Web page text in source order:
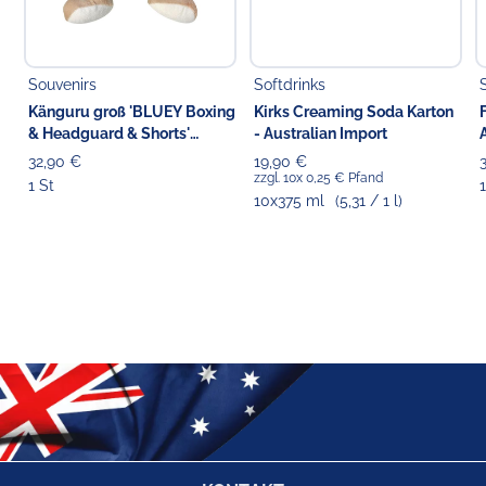
Souvenirs
Känguru groß 'BLUEY Boxing
& Headguard & Shorts'
Stofftier blau, 42 cm
32,90 €
1 St
Softdrinks
Kirks Creaming Soda Karton
- Australian Import
19,90 €
zzgl. 10x 0,25 € Pfand
10x375 ml (5,31 / 1 l)